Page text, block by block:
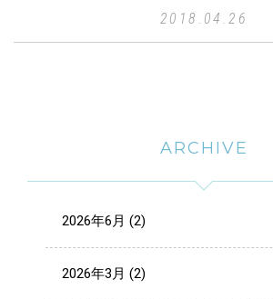
2018.04.26
ARCHIVE
2026年6月 (2)
2026年3月 (2)